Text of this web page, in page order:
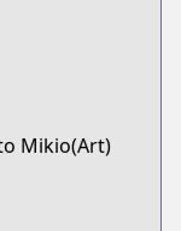
Mikio(Art)